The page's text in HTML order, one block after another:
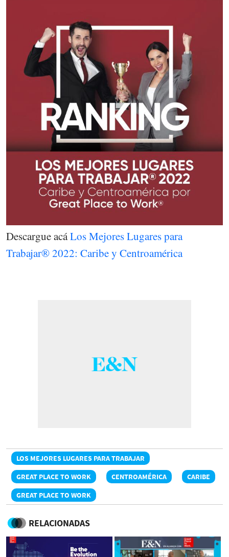
Descargue acáLos Mejores Lugares para
Trabajar® 2022: Caribe y Centroamérica
LOS MEJORES LUGARES PARA TRABAJAR
GREAT PLACE TO WORK
CENTROAMÉRICA
CARIBE
GREAT PLACE TO WORK
RELACIONADAS